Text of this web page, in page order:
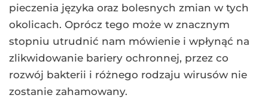
pieczenia języka oraz bolesnych zmian w tych
okolicach. Oprócz tego może w znacznym
stopniu utrudnić nam mówienie i wpłynąć na
zlikwidowanie bariery ochronnej, przez co
rozwój bakterii i różnego rodzaju wirusów nie
zostanie zahamowany.